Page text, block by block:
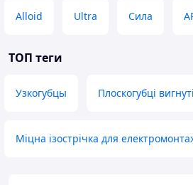
Alloid Ultra Сила
ТОП теги
Узкогубцы Плоскогубці вигнуті
Міцна ізострічка для